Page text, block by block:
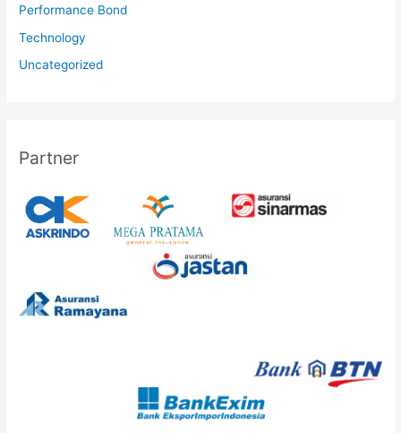
Performance Bond
Technology
Uncategorized
Partner